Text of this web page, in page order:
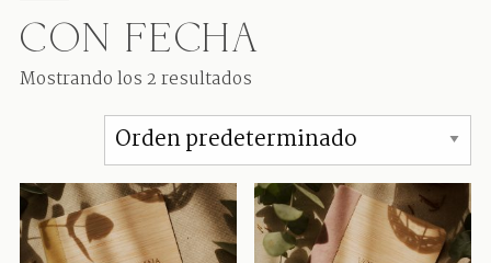
HOME
CEREMONIAS
TARIFAS
CON FECHA
Mostrando los 2 resultados